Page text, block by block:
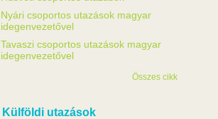
Nyári csoportos utazások magyar
idegenvezetővel
Tavaszi csoportos utazások magyar
idegenvezetővel
Összes cikk
Külföldi utazások